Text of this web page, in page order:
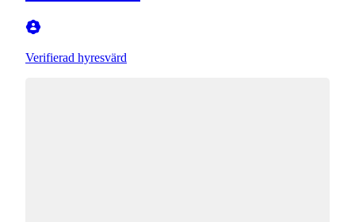
Verifierad hyresvärd